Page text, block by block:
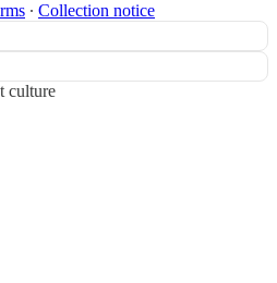
∙ Collection notice
culture